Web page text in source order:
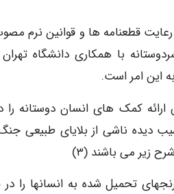
قطعنامه ها و قوانین نرم مصوب
با همکاری دانشگاه
کمک های انسان دوستانه را
ناشی از بلایای طبیعی
زیر می باشند (۳)
تحمیل شده به انسانها را در